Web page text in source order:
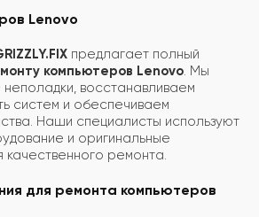
Lenovo
предлагает полный
компьютеров Lenovo . Мы
восстанавливаем
систем и обеспечиваем
Наши специалисты используют
и оригинальные
ремонта.
для ремонта компьютеров